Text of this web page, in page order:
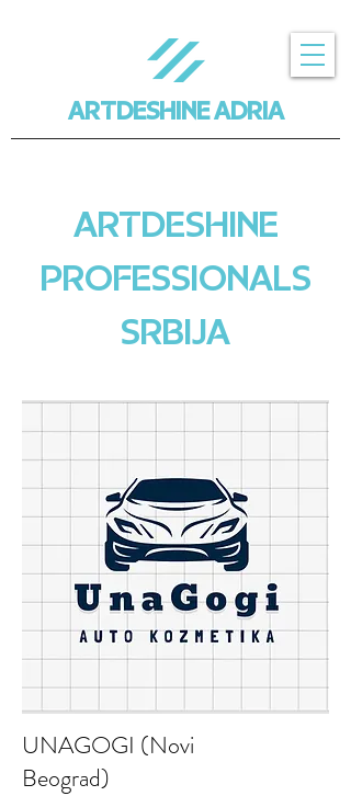
ARTDESHINE ADRIA
ARTDESHINE
PROFESSIONALS
SRBIJA
UNAGOGI (Novi
Beograd)